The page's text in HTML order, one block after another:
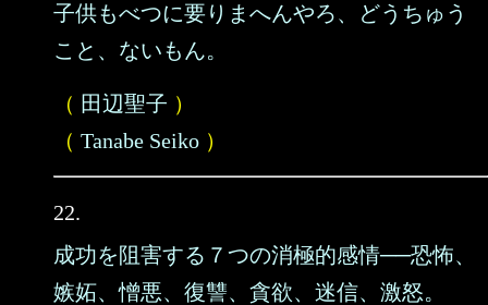
子供もべつに要りまへんやろ、どうちゅう
こと、ないもん。
（ 田辺聖子 ）
（ Tanabe Seiko ）
22.
成功を阻害する７つの消極的感情──恐怖、
嫉妬、憎悪、復讐、貪欲、迷信、激怒。